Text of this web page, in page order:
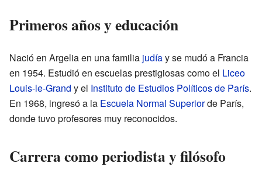
Primeros años y educación
Nació en Argelia en una familia judíay se mudó a Francia
en 1954. Estudió en escuelas prestigiosas como el Liceo
Louis-le-Grand y el Instituto de Estudios Políticos de París.
En 1968, ingresó a la Escuela Normal Superiorde París,
donde tuvo profesores muy reconocidos.
Carrera como periodista y filósofo